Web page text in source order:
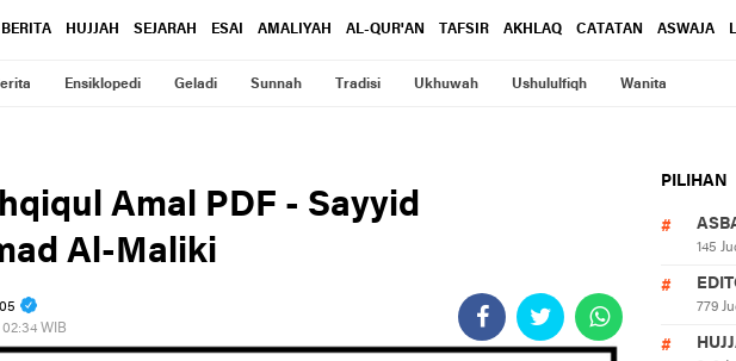
BERITA HUJJAH SEJARAH ESAI AMALIYAH AL-QUR'AN TAFSIR AKHLAQ CATATAN ASWAJA
Ensiklopedi Geladi Sunnah Tradisi Ukhuwah Ushululfiqh Wanita
Amal PDF - Sayyid
Al-Maliki
WIB
PILIHAN
145
779